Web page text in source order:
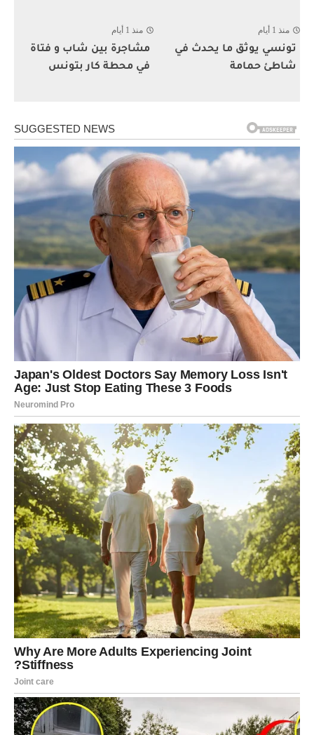
منذ 1 أيام
تونسي يوثق ما يحدث في
شاطئ حمامة
منذ 1 أيام
مشاجرة بين شاب و فتاة
في محطة كار بتونس